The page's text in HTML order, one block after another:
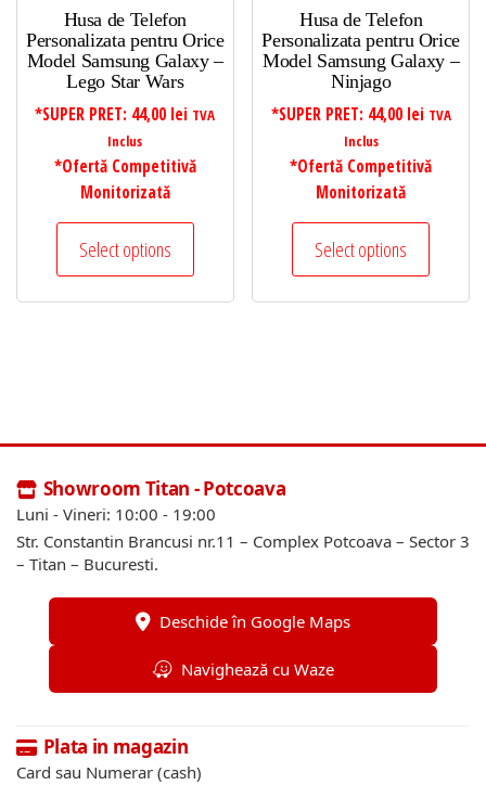
Husa de Telefon
Personalizata pentru Orice
Model Samsung Galaxy –
Lego Star Wars
*SUPER PRET: 44,00 lei TVA
Inclus
*Ofertă Competitivă
Monitorizată
Select options
Husa de Telefon
Personalizata pentru Orice
Model Samsung Galaxy –
Ninjago
*SUPER PRET: 44,00 lei TVA
Inclus
*Ofertă Competitivă
Monitorizată
Select options
Showroom Titan - Potcoava
Luni - Vineri: 10:00 - 19:00
Str. Constantin Brancusi nr.11 – Complex Potcoava – Sector 3
– Titan – Bucuresti.
Deschide în Google Maps
Navighează cu Waze
Plata in magazin
Card sau Numerar (cash)